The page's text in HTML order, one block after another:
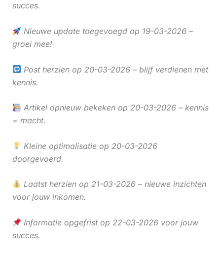
succes.
Nieuwe update toegevoegd op 19-03-2026 –
groei mee!
Post herzien op 20-03-2026 – blijf verdienen met
kennis.
Artikel opnieuw bekeken op 20-03-2026 – kennis
= macht.
Kleine optimalisatie op 20-03-2026
doorgevoerd.
Laatst herzien op 21-03-2026 – nieuwe inzichten
voor jouw inkomen.
Informatie opgefrist op 22-03-2026 voor jouw
succes.